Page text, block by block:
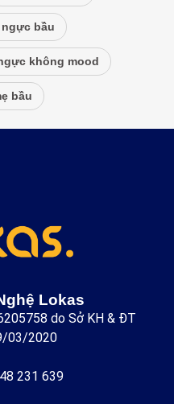
bầu
không mood
bầu
Lokas
do Sở KH & ĐT
03/2020
231 639